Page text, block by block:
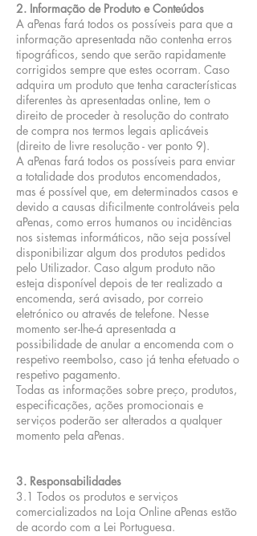
2. Informação de Produto e Conteúdos
A aPenas fará todos os possíveis para que a
informação apresentada não contenha erros
tipográficos, sendo que serão rapidamente
corrigidos sempre que estes ocorram. Caso
adquira um produto que tenha características
diferentes às apresentadas online, tem o
direito de proceder à resolução do contrato
de compra nos termos legais aplicáveis
(direito de livre resolução - ver ponto 9).
A aPenas fará todos os possíveis para enviar
a totalidade dos produtos encomendados,
mas é possível que, em determinados casos e
devido a causas dificilmente controláveis pela
aPenas, como erros humanos ou incidências
nos sistemas informáticos, não seja possível
disponibilizar algum dos produtos pedidos
pelo Utilizador. Caso algum produto não
esteja disponível depois de ter realizado a
encomenda, será avisado, por correio
eletrónico ou através de telefone. Nesse
momento ser-lhe-á apresentada a
possibilidade de anular a encomenda com o
respetivo reembolso, caso já tenha efetuado o
respetivo pagamento.
Todas as informações sobre preço, produtos,
especificações, ações promocionais e
serviços poderão ser alterados a qualquer
momento pela aPenas.
3. Responsabilidades
3.1 Todos os produtos e serviços
comercializados na Loja Online aPenas estão
de acordo com a Lei Portuguesa.